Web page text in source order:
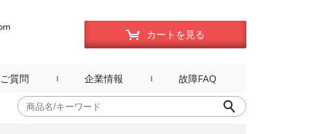
カートを見る
質問 企業情報 故障FAQ